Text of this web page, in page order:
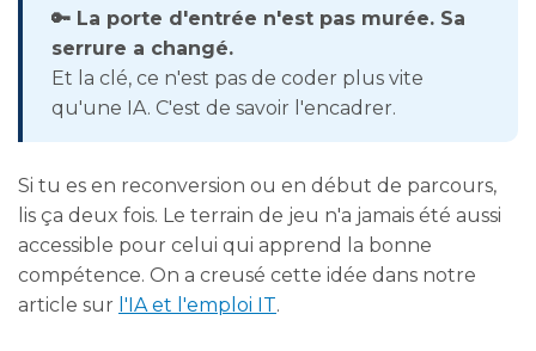
🔑 La porte d'entrée n'est pas murée. Sa
serrure a changé.
Et la clé, ce n'est pas de coder plus vite
qu'une IA. C'est de savoir l'encadrer.
Si tu es en reconversion ou en début de parcours,
lis ça deux fois. Le terrain de jeu n'a jamais été aussi
accessible pour celui qui apprend la bonne
compétence. On a creusé cette idée dans notre
article sur l'IA et l'emploi IT.